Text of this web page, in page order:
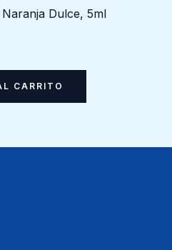
Dulce, 5ml
CARRITO